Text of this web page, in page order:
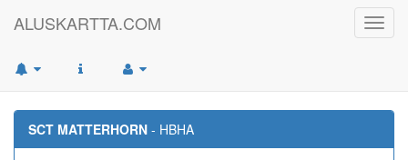
ALUSKARTTA.COM
SCT MATTERHORN - HBHA